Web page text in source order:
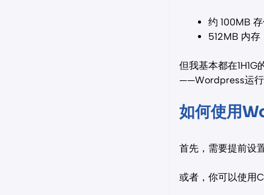
约 100MB
512MB 内存
但我基本都在
——Wordpress运行
如何使用
首先，需要提前设
或者，你可以使用